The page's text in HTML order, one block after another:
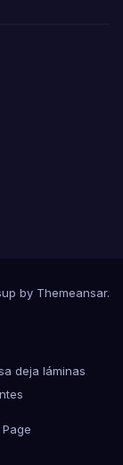
by Themeansar.
deja láminas